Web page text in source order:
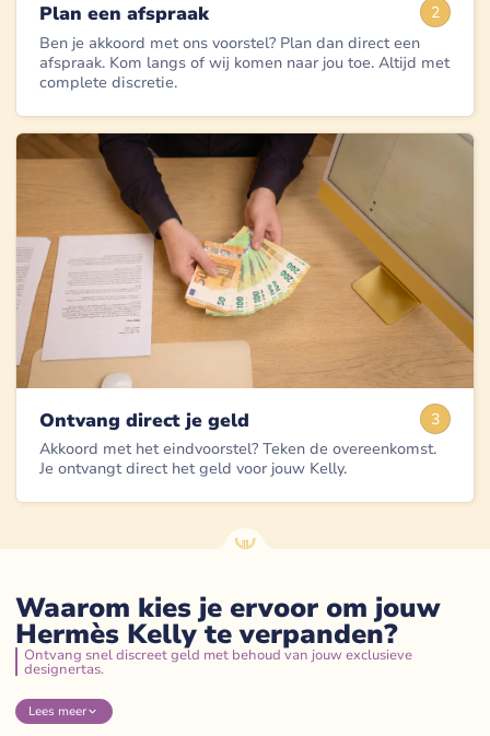
2
Plan een afspraak
Ben je akkoord met ons voorstel? Plan dan direct een
afspraak. Kom langs of wij komen naar jou toe. Altijd met
complete discretie.
3
Ontvang direct je geld
Akkoord met het eindvoorstel? Teken de overeenkomst.
Je ontvangt direct het geld voor jouw Kelly.
Waarom kies je ervoor om jouw
Hermès Kelly te verpanden?
Ontvang snel discreet geld met behoud van jouw exclusieve
designertas.
Lees meer